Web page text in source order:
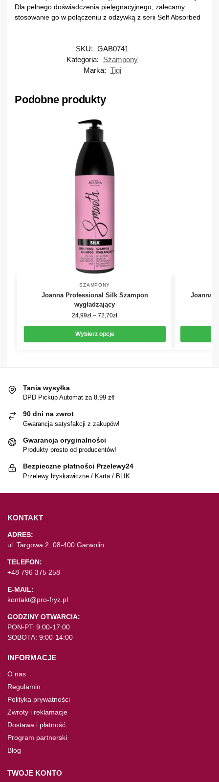
Dla pełnego doświadczenia pielęgnacyjnego, zalecamy
stosowanie go w połączeniu z odżywką z serii Self Absorbed
SKU: GAB0741
Kategoria:
Szampony
Marka: Tigi
Podobne produkty
SZAMPONY
Joanna Professional Silk Szampon
wygładzający
24,99zł – 72,70zł
Wybierz opcje
Joanna
Tania wysyłka
DPD Pickup Automat za 8,99 zł!
90 dni na zwrot
Gwarancja satysfakcji z zakupów!
Gwarancja oryginalności
Produkty prosto od producentów!
Bezpieczne płatności Przelewy24
Przelewy błyskawiczne / Karta / BLIK
KONTAKT
ADRES:
ul. Targowa 2, 08-400 Garwolin
TELEFON:
+48 796 375 258
E-MAIL:
kontakt@pro-fryz.pl
GODZINY OTWARCIA:
PON-PT: 9:00-17:00
SOBOTA: 9:00-14:00
INFORMACJE
O nas
Regulamin
Polityka prywatności
Zwroty i reklamacje
Dostawa i płatność
Program partnerski
Blog
TWOJE KONTO